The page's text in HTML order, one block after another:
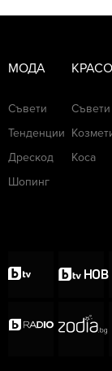
МОДА
Съвети
Тенденции
Дрескод
Шопинг
Съвети
Коса